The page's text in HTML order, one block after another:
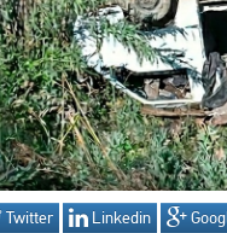
13:30 MANİSA'DA DİJİTAL
12:54 Manisa’da Hareketli
14:16 Yuntdağı’nı Keşfeden
13:20 Turgutlu'da hakkında 7
Twitter Linkedin